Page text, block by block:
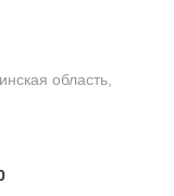
область,